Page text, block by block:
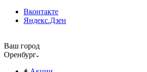
Вконтакте
Яндекс.Дзен
Ваш город
Оренбург